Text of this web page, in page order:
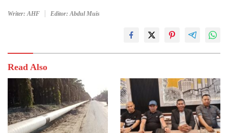
Writer: AHF Editor: Abdul Muis
Read Also